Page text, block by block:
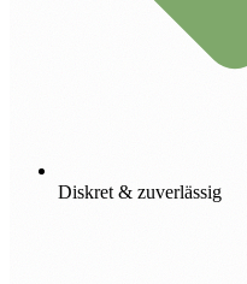
Diskret & zuverlässig